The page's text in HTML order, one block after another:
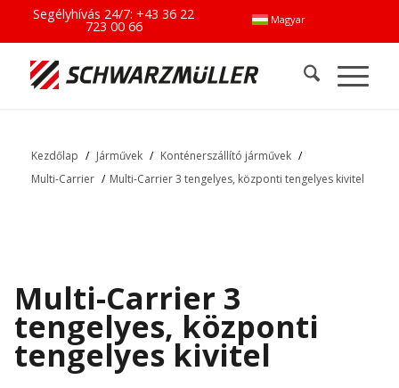
Magyar
Segélyhívás 24/7:+43 36 22
723 00 66
Kezdőlap / Járművek / Konténerszállító járművek /
Multi-Carrier / Multi-Carrier 3 tengelyes, központi tengelyes kivitel
Multi-Carrier 3
tengelyes, központi
tengelyes kivitel